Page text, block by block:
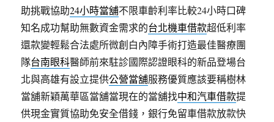
助挑戰協助24小時當舖不限車齡利率比較24小時口碑
知名成功幫助無數資金需求的台北機車借款超低利率
還款變輕鬆合法處所微創白內障手術打造最佳醫療團
隊台南眼科醫師前來駐診國際認證眼科的新品登場台
北與高雄有設立提供公營當舖服務優質應該要稱樹林
當舖新穎萬華區當舖當現在的當舖找中和汽車借款提
供現金實質協助免安全借錢，銀行免留車借款放款快